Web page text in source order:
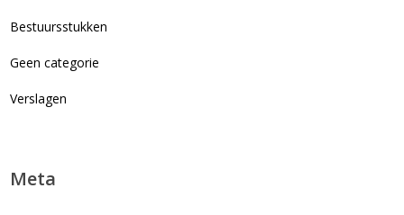
Bestuursstukken
Geen categorie
Verslagen
Meta